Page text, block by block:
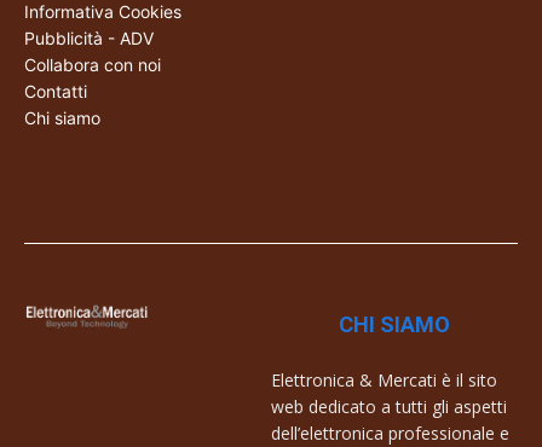
Informativa Cookies
Pubblicità - ADV
Collabora con noi
Contatti
Chi siamo
CHI SIAMO
Elettronica & Mercati è il sito
web dedicato a tutti gli aspetti
dell’elettronica professionale e